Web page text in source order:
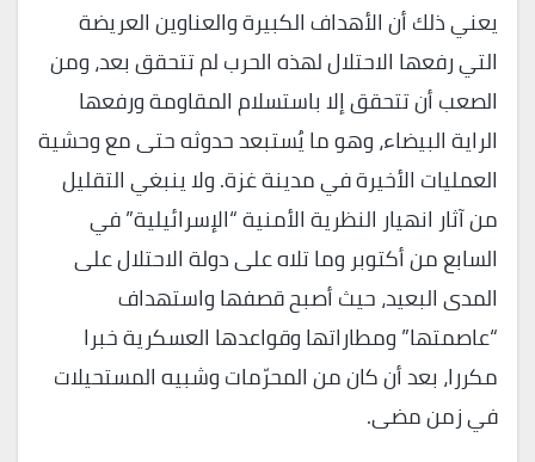
يعني ذلك أن الأهداف الكبيرة والعناوين العريضة
التي رفعها الاحتلال لهذه الحرب لم تتحقق بعد، ومن
الصعب أن تتحقق إلا باستسلام المقاومة ورفعها
الراية البيضاء، وهو ما يُستبعد حدوثه حتى مع وحشية
العمليات الأخيرة في مدينة غزة. ولا ينبغي التقليل
من آثار انهيار النظرية الأمنية “الإسرائيلية” في
السابع من أكتوبر وما تلاه على دولة الاحتلال على
المدى البعيد، حيث أصبح قصفها واستهداف
“عاصمتها” ومطاراتها وقواعدها العسكرية خبرا
مكررا، بعد أن كان من المحرّمات وشبيه المستحيلات
في زمن مضى.